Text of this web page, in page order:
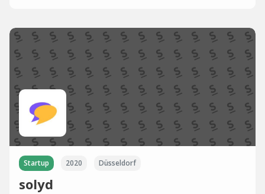
Startup 2020 Düsseldorf
solyd